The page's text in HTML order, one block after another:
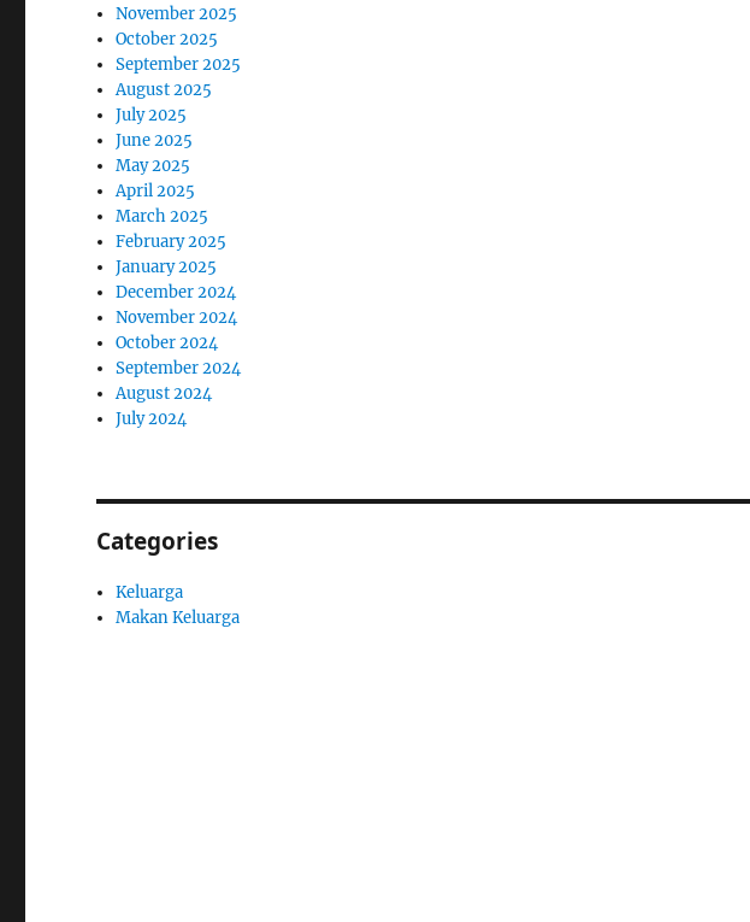
November 2025
October 2025
September 2025
August 2025
July 2025
June 2025
May 2025
April 2025
March 2025
February 2025
January 2025
December 2024
November 2024
October 2024
September 2024
August 2024
July 2024
Categories
Keluarga
Makan Keluarga